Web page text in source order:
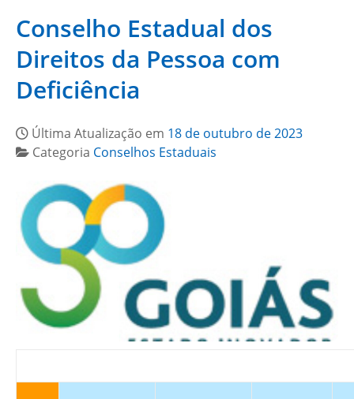
Conselho Estadual dos
Direitos da Pessoa com
Deficiência
Última Atualização em 18 de outubro de 2023
Categoria Conselhos Estaduais